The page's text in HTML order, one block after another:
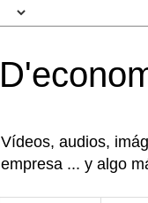
Vídeos, audios,
empresa ... y algo